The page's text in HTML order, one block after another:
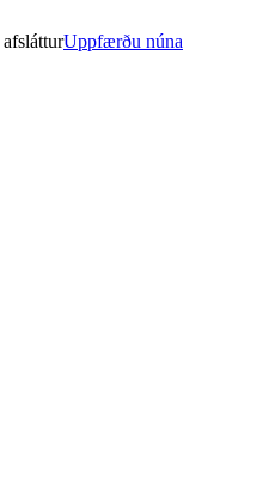
afslátturUppfærðu núna